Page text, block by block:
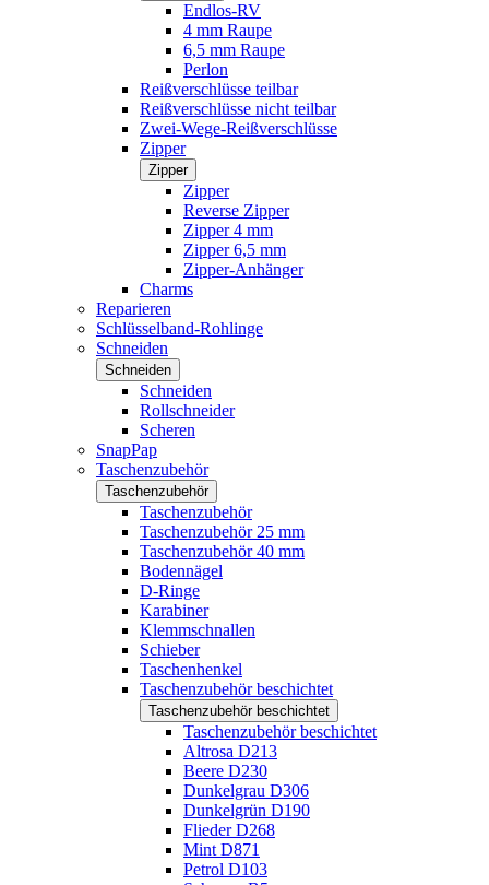
Endlos-RV
4 mm Raupe
6,5 mm Raupe
Perlon
Reißverschlüsse teilbar
Reißverschlüsse nicht teilbar
Zwei-Wege-Reißverschlüsse
Zipper
Zipper
Zipper
Reverse Zipper
Zipper 4 mm
Zipper 6,5 mm
Zipper-Anhänger
Charms
Reparieren
Schlüsselband-Rohlinge
Schneiden
Schneiden
Schneiden
Rollschneider
Scheren
SnapPap
Taschenzubehör
Taschenzubehör
Taschenzubehör
Taschenzubehör 25 mm
Taschenzubehör 40 mm
Bodennägel
D-Ringe
Karabiner
Klemmschnallen
Schieber
Taschenhenkel
Taschenzubehör beschichtet
Taschenzubehör beschichtet
Taschenzubehör beschichtet
Altrosa D213
Beere D230
Dunkelgrau D306
Dunkelgrün D190
Flieder D268
Mint D871
Petrol D103